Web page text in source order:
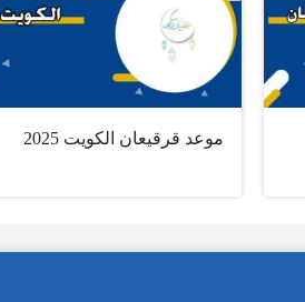
موعد قرقيعان الكويت 2025